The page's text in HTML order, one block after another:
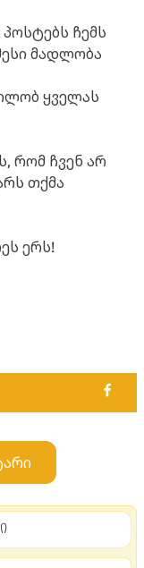
ჩემს
მადლობა
ყველას
რომ ჩვენ არ
თქმა
ერს!